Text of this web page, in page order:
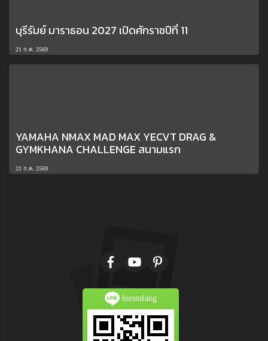
บุรีรัมย์ มาราธอน 2027 เปิดศักราชปีที่ 11
21 ก.ค. 2569
YAMAHA NMAX MAD MAX YECVT DRAG &
GYMKHANA CHALLENGE สนามแรก
21 ก.ค. 2569
lommfang